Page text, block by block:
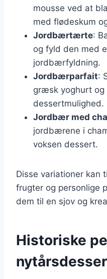
mousse ved at
med flødeskum
Jordbærtærte:
og fyld den med
jordbærfyldning.
Jordbærparfait:
græsk yoghurt og
dessertmulighed.
Jordbær med
jordbærene i
voksen dessert.
Disse variationer kan
frugter og personlige
dem til en sjov og
Historiske